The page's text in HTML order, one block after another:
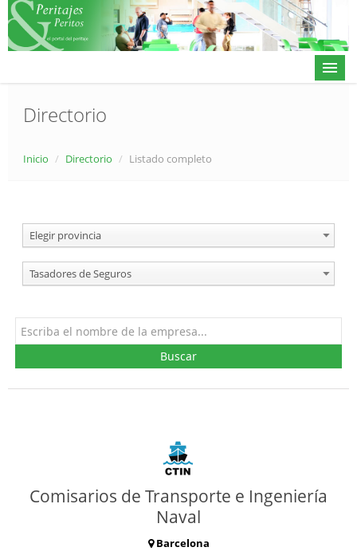
Contacto
Directorio
Inicio / Directorio / Listado completo
Elegir provincia
Tasadores de Seguros
Buscar
Comisarios de Transporte e Ingeniería
Naval
Barcelona